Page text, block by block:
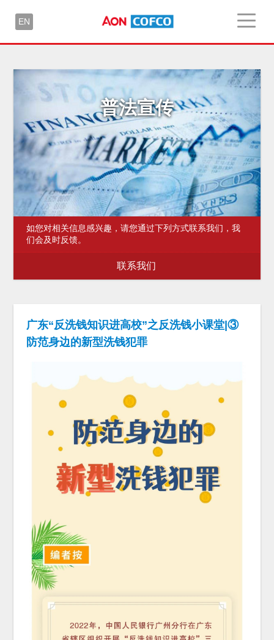
EN
普法宣传
如您对相关信息感兴趣，请您通过下列方式联系我们，我
们会及时反馈。
联系我们
广东“反洗钱知识进高校”之反洗钱小课堂|③
防范身边的新型洗钱犯罪